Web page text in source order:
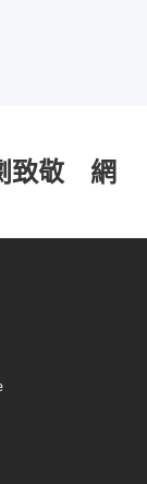
致敬 網